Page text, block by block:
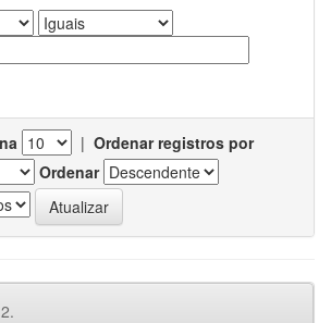
| Ordenar registros por
Ordenar